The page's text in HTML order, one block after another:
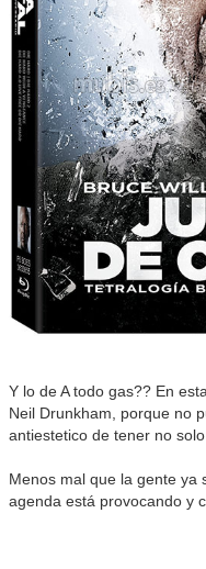
Y lo de A todo gas?? En
Neil Drunkham, porque no
antiestetico de tener no
Menos mal que la gente ya
agenda está provocando y